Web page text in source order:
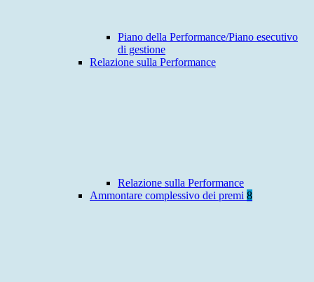
Piano della Performance/Piano esecutivo
di gestione
Relazione sulla Performance
Relazione sulla Performance
Ammontare complessivo dei premi 8